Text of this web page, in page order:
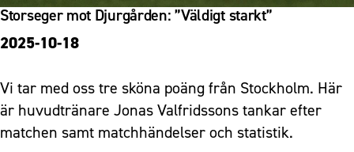
Malmö Trophy
Sommarfest
Julshow
Vanliga frågor om 1910 Event
Nattfotboll
Himmelsblå Tillsammans
Grundskolefotboll mot rasismer
Skolakademier
Fonder
Historik – herrlaget
Historik – damlaget
Policydokument
Personuppgiftspolicy
Storseger mot Djurgården: ”Väldigt starkt”
2025-10-18
Vi tar med oss tre sköna poäng från Stockholm. Här
är huvudtränare Jonas Valfridssons tankar efter
matchen samt matchhändelser och statistik.